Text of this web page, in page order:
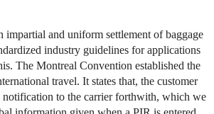
impartial and uniform settlement of baggage
industry guidelines for applications
The Montreal Convention established the
travel. It states that, the customer
to the carrier forthwith, which we